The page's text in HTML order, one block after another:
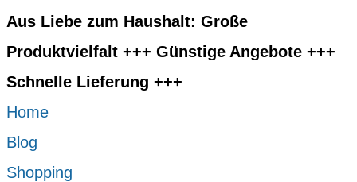
Aus Liebe zum Haushalt: Große
Produktvielfalt +++ Günstige Angebote +++
Schnelle Lieferung +++
Home
Blog
Shopping